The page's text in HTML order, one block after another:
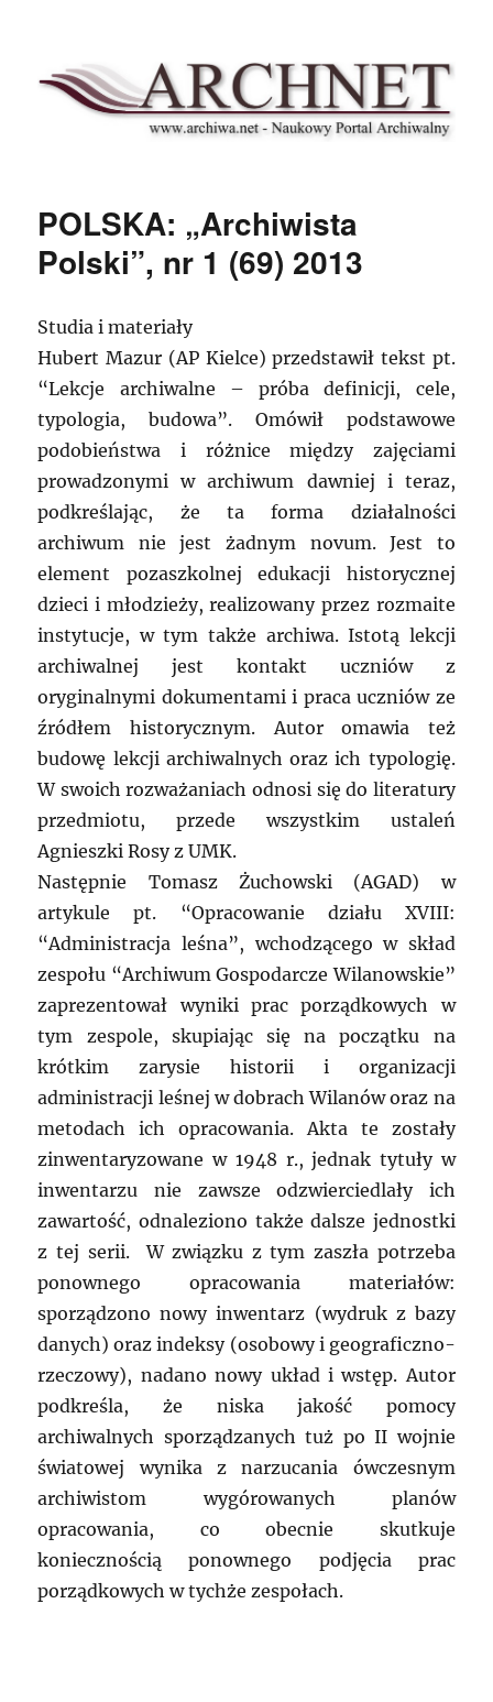
Archnet
POLSKA: „Archiwista
Polski”, nr 1 (69) 2013
Studia i materiały
Hubert Mazur (AP Kielce) przedstawił tekst pt.
“Lekcje archiwalne – próba definicji, cele,
typologia, budowa”. Omówił podstawowe
podobieństwa i różnice między zajęciami
prowadzonymi w archiwum dawniej i teraz,
podkreślając, że ta forma działalności
archiwum nie jest żadnym novum. Jest to
element pozaszkolnej edukacji historycznej
dzieci i młodzieży, realizowany przez rozmaite
instytucje, w tym także archiwa. Istotą lekcji
archiwalnej jest kontakt uczniów z
oryginalnymi dokumentami i praca uczniów ze
źródłem historycznym. Autor omawia też
budowę lekcji archiwalnych oraz ich typologię.
W swoich rozważaniach odnosi się do literatury
przedmiotu, przede wszystkim ustaleń
Agnieszki Rosy z UMK.
Następnie Tomasz Żuchowski (AGAD) w
artykule pt. “Opracowanie działu XVIII:
“Administracja leśna”, wchodzącego w skład
zespołu “Archiwum Gospodarcze Wilanowskie”
zaprezentował wyniki prac porządkowych w
tym zespole, skupiając się na początku na
krótkim zarysie historii i organizacji
administracji leśnej w dobrach Wilanów oraz na
metodach ich opracowania. Akta te zostały
zinwentaryzowane w 1948 r., jednak tytuły w
inwentarzu nie zawsze odzwierciedlały ich
zawartość, odnaleziono także dalsze jednostki
z tej serii. W związku z tym zaszła potrzeba
ponownego opracowania materiałów:
sporządzono nowy inwentarz (wydruk z bazy
danych) oraz indeksy (osobowy i geograficzno-
rzeczowy), nadano nowy układ i wstęp. Autor
podkreśla, że niska jakość pomocy
archiwalnych sporządzanych tuż po II wojnie
światowej wynika z narzucania ówczesnym
archiwistom wygórowanych planów
opracowania, co obecnie skutkuje
koniecznością ponownego podjęcia prac
porządkowych w tychże zespołach.